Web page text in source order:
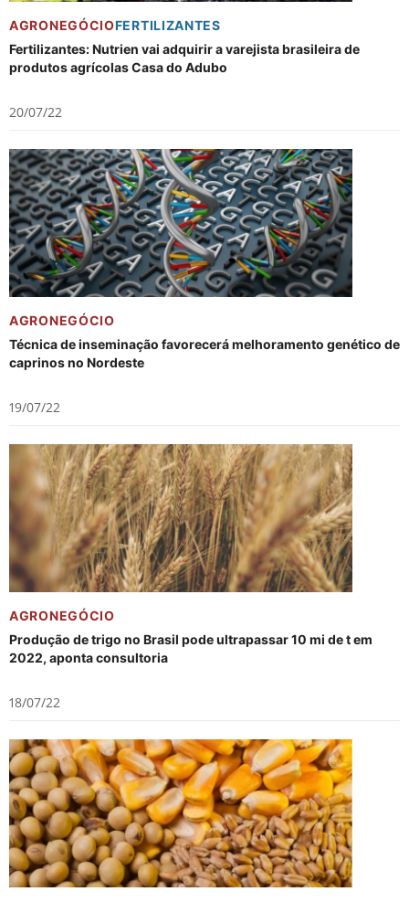
AGRONEGÓCIOFERTILIZANTES
Fertilizantes: Nutrien vai adquirir a varejista brasileira de
produtos agrícolas Casa do Adubo
20/07/22
AGRONEGÓCIO
Técnica de inseminação favorecerá melhoramento genético de
caprinos no Nordeste
19/07/22
AGRONEGÓCIO
Produção de trigo no Brasil pode ultrapassar 10 mi de t em
2022, aponta consultoria
18/07/22